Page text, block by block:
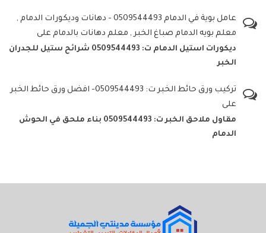
عامل بوية في الدمام 0509544493 - دهانات وديكورات الدمام ,
معلم بويه الدمام صباغ الخبر , معلم دهانات بالدمام على
ديكورات استيل الدمام ت: 0509544493 شرائح ستيل للجدران
الخبر
تركيب ورق حائط الخبر ت: 0509544493- افضل ورق حائط الخبر
على
مقاول ملاحق الخبر ت: 0509544493 بناء ملحق في الحوش
الدمام